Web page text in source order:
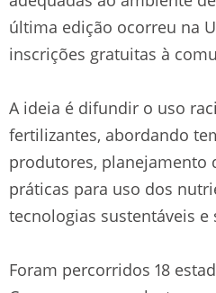
última edição ocorreu na
inscrições gratuitas à
A ideia é difundir o uso
fertilizantes, abordando
produtores, planejamento
práticas para uso dos
tecnologias sustentáveis e
Foram percorridos 18